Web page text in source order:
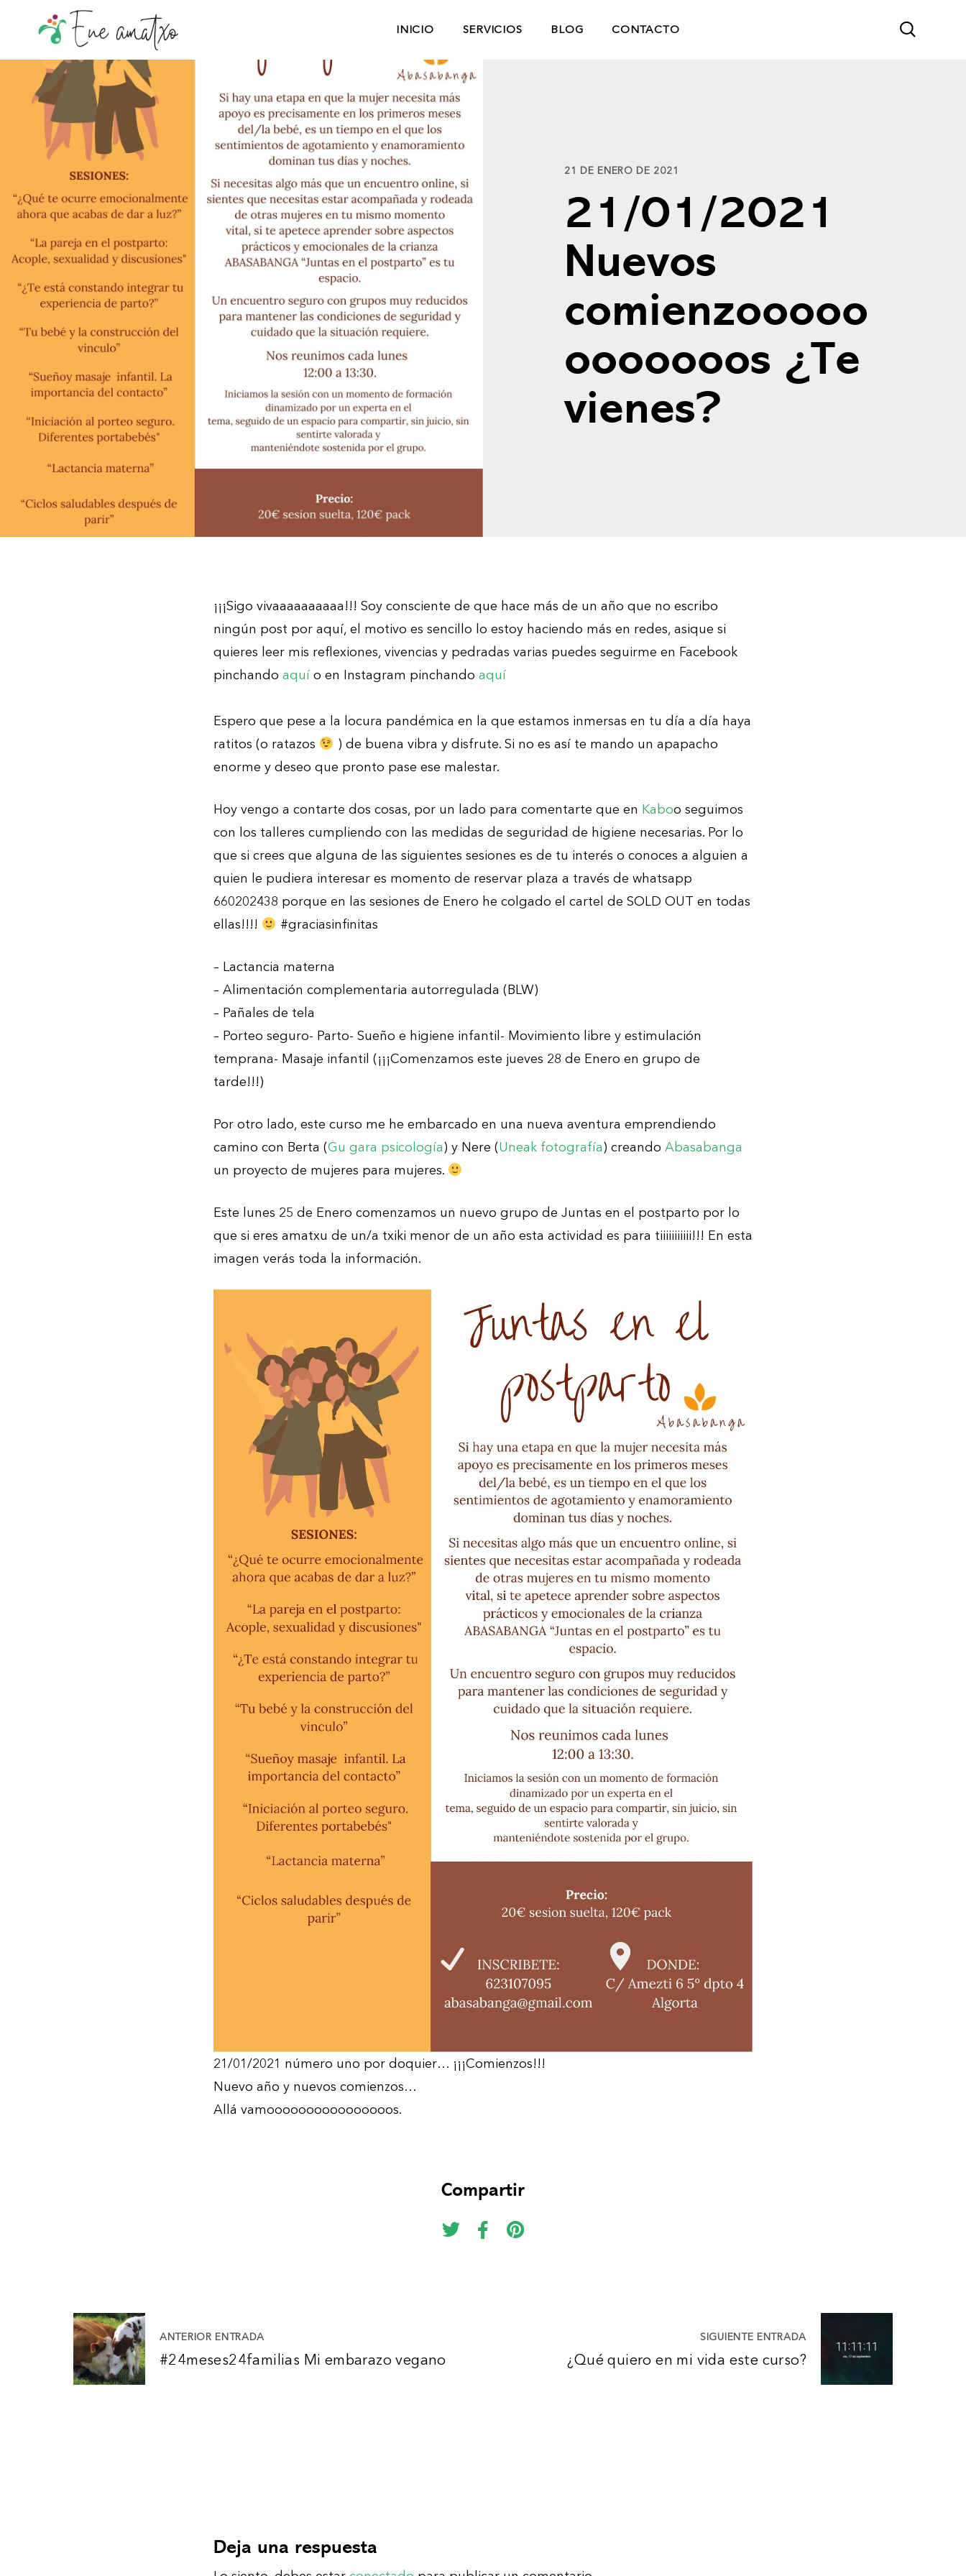
INICIO SERVICIOS BLOG CONTACTO
21 DE ENERO DE 2021
21/01/2021
Nuevos
comienzooooo
ooooooos ¿Te
vienes?
¡¡¡Sigo vivaaaaaaaaaa!!! Soy consciente de que hace más de un año que no escribo
ningún post por aquí, el motivo es sencillo lo estoy haciendo más en redes, asique si
quieres leer mis reflexiones, vivencias y pedradas varias puedes seguirme en Facebook
pinchando aquí o en Instagram pinchando aquí
Espero que pese a la locura pandémica en la que estamos inmersas en tu día a día haya
ratitos (o ratazos
) de buena vibra y disfrute. Si no es así te mando un apapacho
enorme y deseo que pronto pase ese malestar.
Hoy vengo a contarte dos cosas, por un lado para comentarte que en Kaboo seguimos
con los talleres cumpliendo con las medidas de seguridad de higiene necesarias. Por lo
que si crees que alguna de las siguientes sesiones es de tu interés o conoces a alguien a
quien le pudiera interesar es momento de reservar plaza a través de whatsapp
660202438 porque en las sesiones de Enero he colgado el cartel de SOLD OUT en todas
ellas!!!!
#graciasinfinitas
– Lactancia materna
– Alimentación complementaria autorregulada (BLW)
– Pañales de tela
– Porteo seguro- Parto- Sueño e higiene infantil- Movimiento libre y estimulación
temprana- Masaje infantil (¡¡¡Comenzamos este jueves 28 de Enero en grupo de
tarde!!!)
Por otro lado, este curso me he embarcado en una nueva aventura emprendiendo
camino con Berta (Gu gara psicología) y Nere (Uneak fotografía) creando Abasabanga
un proyecto de mujeres para mujeres.
Este lunes 25 de Enero comenzamos un nuevo grupo de Juntas en el postparto por lo
que si eres amatxu de un/a txiki menor de un año esta actividad es para tiiiiiiiiiii!!! En esta
imagen verás toda la información.
21/01/2021 número uno por doquier… ¡¡¡Comienzos!!!
Nuevo año y nuevos comienzos…
Allá vamoooooooooooooooos.
Compartir
N
a
ANTERIOR ENTRADA
#24meses24familias Mi embarazo vegano
SIGUIENTE ENTRADA
¿Qué quiero en mi vida este curso?
Deja una respuesta